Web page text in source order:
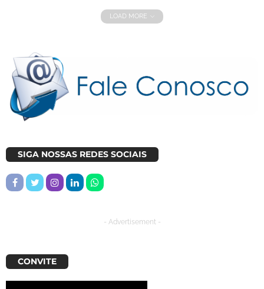
LOAD MORE
SIGA NOSSAS REDES SOCIAIS
- Advertisement -
CONVITE